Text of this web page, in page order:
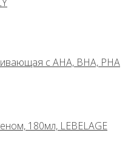
с AHA, BHA, PHA